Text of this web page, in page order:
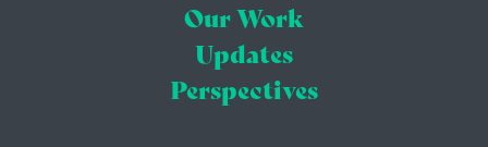
Our Work
Updates
Perspectives